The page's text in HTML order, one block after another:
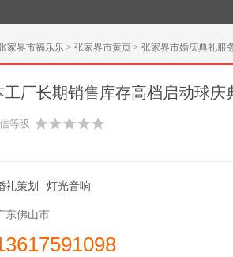
家界市福乐乐 > 张家界市黄页 > 张家界市婚庆典礼服
工厂长期销售库存高档启动球庆
等级
礼策划 灯光音响
东佛山市